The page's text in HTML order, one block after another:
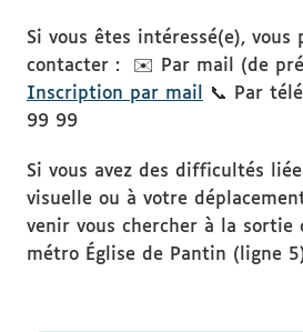
Si vous êtes intéressé(e), vous
contacter : ✉️ Par mail (de
Inscription par mail 📞 Par
99 99
Si vous avez des difficultés
visuelle ou à votre
venir vous chercher à la sortie
métro Église de Pantin (ligne